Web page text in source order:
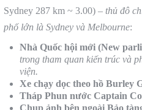
Sydney 287 km ~ 3.00) – thủ đô
phố lớn là Sydney và Melbourne:
Nhà Quốc hội mới (New
trong tham quan kiến trúc và
viện.
Xe chạy dọc theo hồ Burley
Tháp Phun nước Captain
Chụp ảnh bên ngoài Bảo